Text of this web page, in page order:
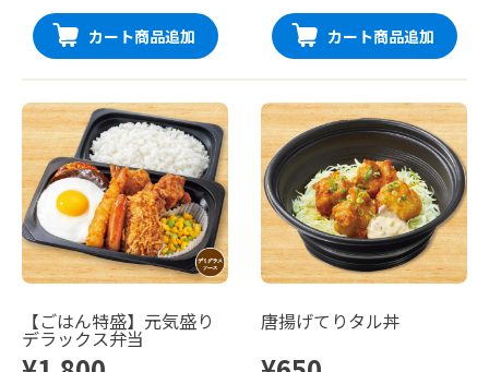
カート商品追加 カート商品追加
【ごはん特盛】元気盛り
デラックス弁当
唐揚げてりタル丼